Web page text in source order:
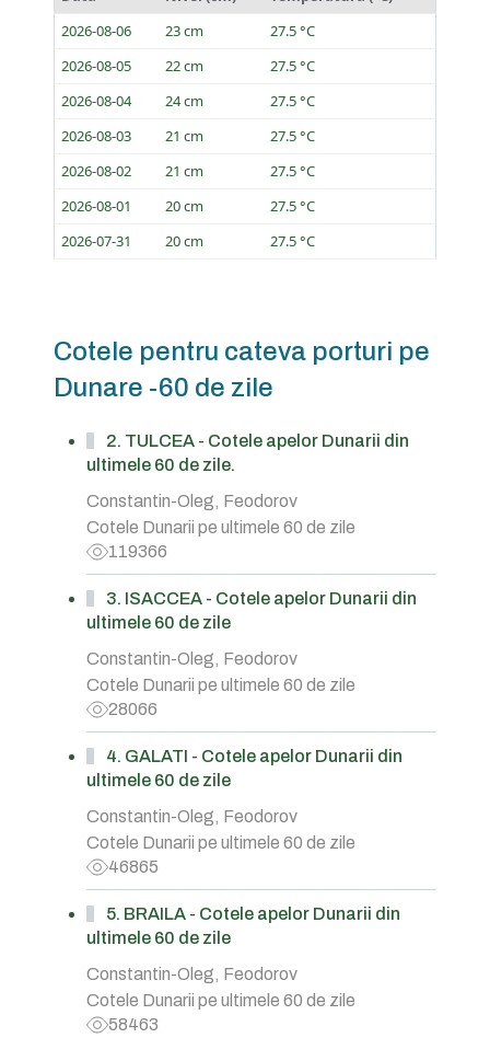
2026-08-06
23 cm
27.5 °C
2026-08-05
22 cm
27.5 °C
2026-08-04
24 cm
27.5 °C
2026-08-03
21 cm
27.5 °C
2026-08-02
21 cm
27.5 °C
2026-08-01
20 cm
27.5 °C
2026-07-31
20 cm 27.5 °C
Cotele pentru cateva porturi pe
Dunare -60 de zile
2. TULCEA - Cotele apelor Dunarii din
ultimele 60 de zile.
Constantin-Oleg, Feodorov
Cotele Dunarii pe ultimele 60 de zile
119366
3. ISACCEA - Cotele apelor Dunarii din
ultimele 60 de zile
Constantin-Oleg, Feodorov
Cotele Dunarii pe ultimele 60 de zile
28066
4. GALATI - Cotele apelor Dunarii din
ultimele 60 de zile
Constantin-Oleg, Feodorov
Cotele Dunarii pe ultimele 60 de zile
46865
5. BRAILA - Cotele apelor Dunarii din
ultimele 60 de zile
Constantin-Oleg, Feodorov
Cotele Dunarii pe ultimele 60 de zile
58463